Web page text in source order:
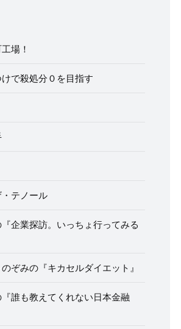
場！
で殺処分０を目指す
・テノール
企業探訪。いっちょ行ってみる
ぞみの『キカセルダイエット』
誰も教えてくれない日本金融